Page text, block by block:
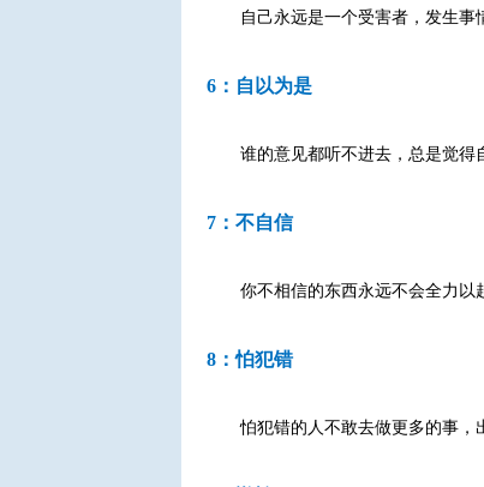
自己永远是一个受害者，发生事
6：自以为是
谁的意见都听不进去，总是觉得
7：不自信
你不相信的东西永远不会全力以
8：怕犯错
怕犯错的人不敢去做更多的事，